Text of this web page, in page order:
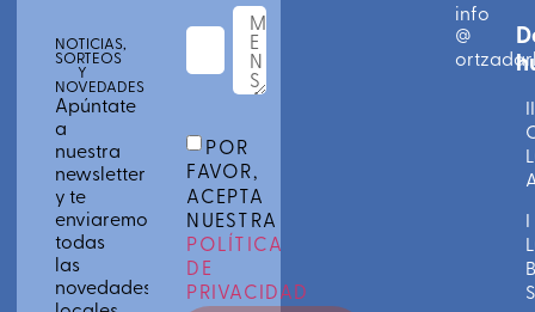
NOTICIAS,
SORTEOS
Y
NOVEDADES
Apúntate
a
nuestra
newsletter
y te
enviaremos
todas
las
novedades
POR
FAVOR,
ACEPTA
NUESTRA
POLÍTICA
DE
PRIVACIDAD
info
@
II
I